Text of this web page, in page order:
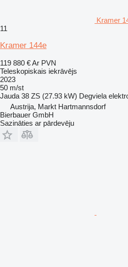
Kramer
11
Kramer 144e
119 880 €Ar PVN
Teleskopiskais iekrāvējs
2023
50 m/st
Jauda 38 ZS (27.93 kW) Degviela
Austrija, Markt Hartmannsdorf
Bierbauer GmbH
Sazināties ar pārdevēju